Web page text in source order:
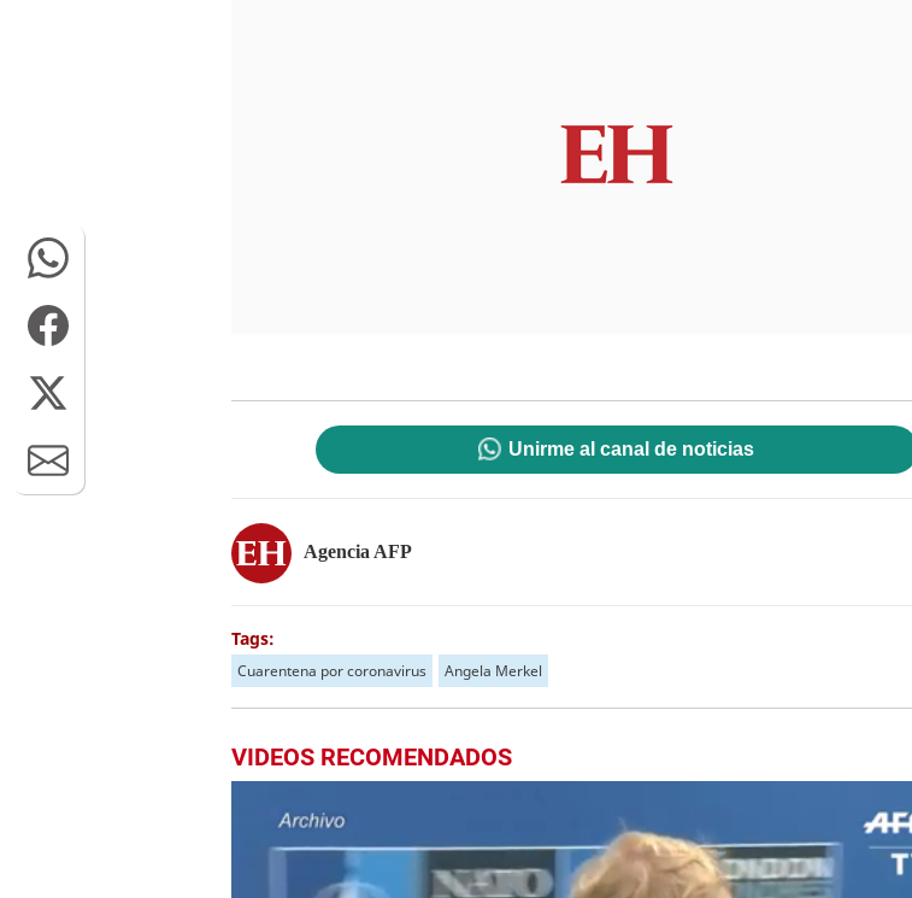
Unirme al canal de noticias
Agencia AFP
Tags:
Cuarentena por coronavirus Angela Merkel
VIDEOS RECOMENDADOS